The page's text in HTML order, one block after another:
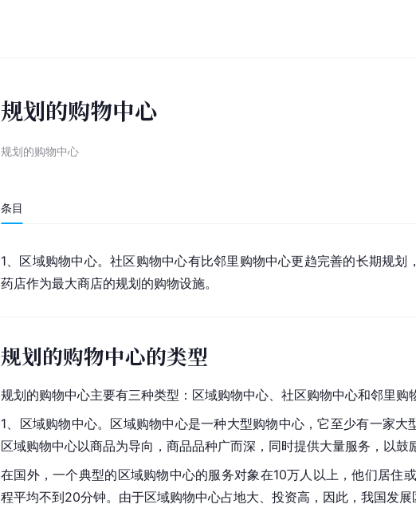
规划的购物中心
规划的购物中心
条目
1、区域购物中心。社区购物中心有比邻里购物中心更趋完善的长期规划
药店作为最大商店的规划的购物设施。
规划的购物中心的类型
规划的购物中心主要有三种类型：区域购物中心、社区购物中心和邻里购
1、区域购物中心。区域购物中心是一种大型购物中心，它至少有一家大
区域购物中心以商品为导向，商品品种广而深，同时提供大量服务，以鼓
在国外，一个典型的区域购物中心的服务对象在10万人以上，他们居住
程平均不到20分钟。由于区域购物中心占地大、投资高，因此，我国发展